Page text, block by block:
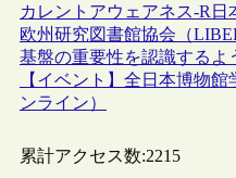
カレントアウェアネス-R 日
欧州研究図書館協会（
基盤の重要性を認識するよ
【イベント】全日本博物
ンライン）
累計アクセス数:2215